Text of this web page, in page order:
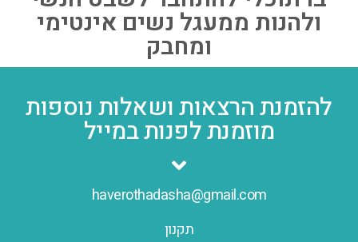
ולהנות ממעגל נשים אינטימי
ומחבק
להזמנת הרצאות ושאלות נוספות
מוזמנת לפנות במייל
haverothadasha@gmail.com
תקנון